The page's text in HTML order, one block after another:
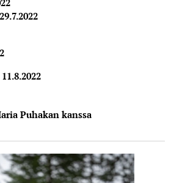
Puhakan kanssa